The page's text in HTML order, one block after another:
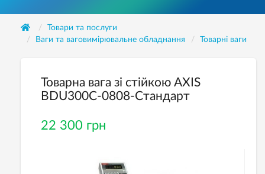
Товари та послуги
Ваги та ваговимірювальне обладнання
Товарнi ваги
Товарна вага зі стійкою AXIS
BDU300C-0808-Стандарт
22 300 грн